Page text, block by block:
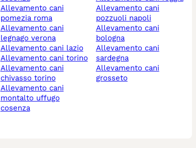
allevamento cani
pomezia roma
allevamento cani
legnago verona
allevamento cani lazio
allevamento cani torino
allevamento cani
chivasso torino
allevamento cani
montalto uffugo
cosenza
allevamento cani
pozzuoli napoli
allevamento cani
bologna
allevamento cani
sardegna
allevamento cani
grosseto